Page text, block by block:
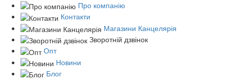
Про компанію
Контакти
Магазини Канцелярія
Зворотній дзвінок
Опт
Новини
Блог